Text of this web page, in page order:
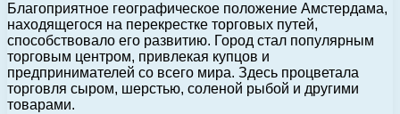
Благоприятное географическое положение Амстердама,
находящегося на перекрестке торговых путей,
способствовало его развитию. Город стал популярным
торговым центром, привлекая купцов и
предпринимателей со всего мира. Здесь процветала
торговля сыром, шерстью, соленой рыбой и другими
товарами.